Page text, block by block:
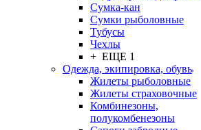
Сумка-кан
Сумки рыболовные
Тубусы
Чехлы
+ ЕЩЕ 1
Одежда, экипировка, обувь
Жилеты рыболовные
Жилеты страховочные
Комбинезоны,
полукомбенезоны